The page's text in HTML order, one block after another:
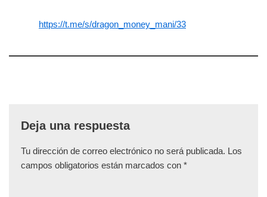
https://t.me/s/dragon_money_mani/33
Deja una respuesta
Tu dirección de correo electrónico no será publicada. Los
campos obligatorios están marcados con *